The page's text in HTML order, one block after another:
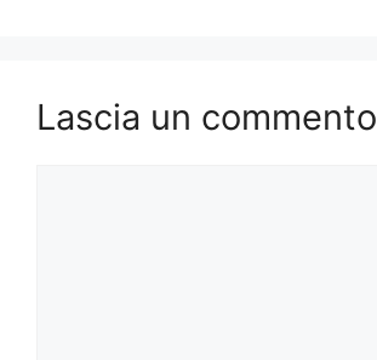
Lascia un commento